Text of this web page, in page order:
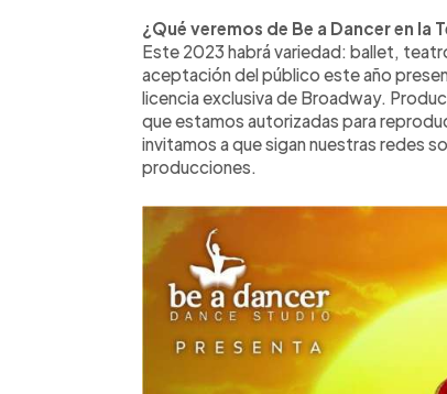
¿Qué veremos de Be a Dancer en la
Este 2023 habrá variedad: ballet,
aceptación del público este año
licencia exclusiva de Broadway.
que estamos autorizadas para
invitamos a que sigan nuestras redes
producciones.